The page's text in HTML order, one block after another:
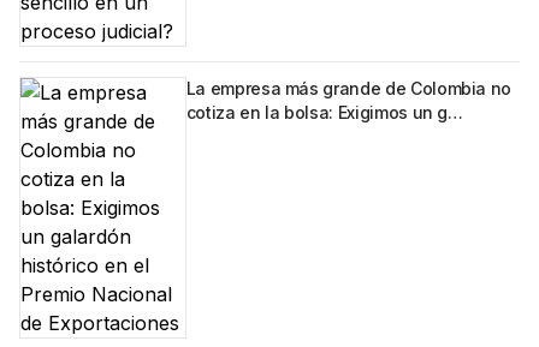
La empresa más grande de Colombia no
cotiza en la bolsa: Exigimos un g…